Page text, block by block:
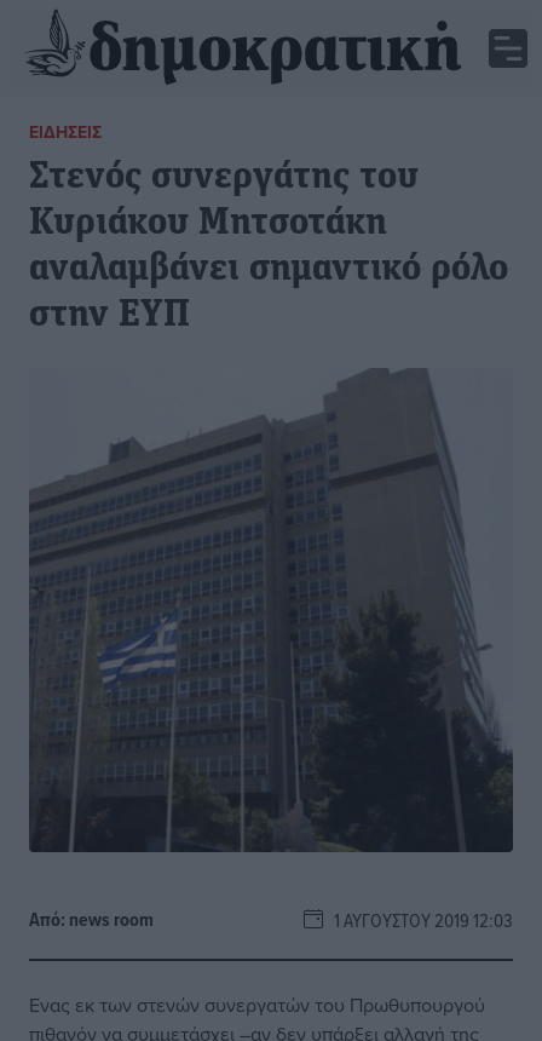
ΕΙΔΉΣΕΙΣ
Στενός συνεργάτης του
Κυριάκου Μητσοτάκη
αναλαμβάνει σημαντικό ρόλο
στην ΕΥΠ
Από: news room 1 ΑΥΓΟΎΣΤΟΥ 2019 12:03
Ενας εκ των στενών συνεργατών του Πρωθυπουργού
πιθανόν να συμμετάσχει –αν δεν υπάρξει αλλαγή της